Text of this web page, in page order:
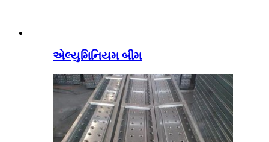
એલ્યુમિનિયમ બીમ